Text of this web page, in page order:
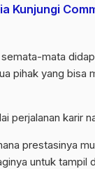
Kunjungi
mata
pihak yang bisa
perjalanan karir
prestasinya
untuk tampil